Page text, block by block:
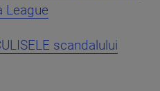
League
scandalului